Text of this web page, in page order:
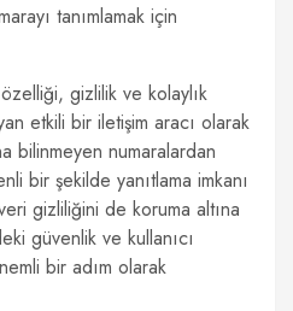
tanımlamak için
gizlilik ve kolaylık
etkili bir iletişim aracı olarak
bilinmeyen numaralardan
bir şekilde yanıtlama imkanı
gizliliğini de koruma altına
güvenlik ve kullanıcı
bir adım olarak